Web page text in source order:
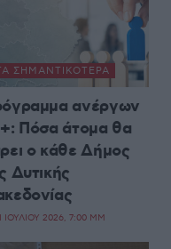
ΣΗΜΑΝΤΙΚΟΤΕΡΑ
ανέργων
Πόσα άτομα θα
ο κάθε Δήμος
Δυτικής
ΙΟΥΛΊΟΥ 2026, 7:00 ΜΜ